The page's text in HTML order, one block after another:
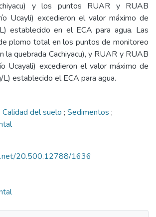
y los puntos RUAR y RUAB
Ucayli) excedieron el valor máximo de
establecido en el ECA para agua. Las
plomo total en los puntos de monitoreo
la quebrada Cachiyacu), y RUAR y RUAB
Ucayali) excedieron el valor máximo de
establecido el ECA para agua.
Calidad del suelo ; Sedimentos ;
20.500.12788/1636